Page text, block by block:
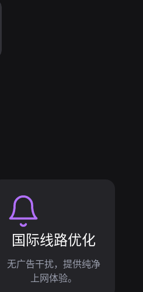
国际线路优化
无广告干扰，提供纯净
上网体验。